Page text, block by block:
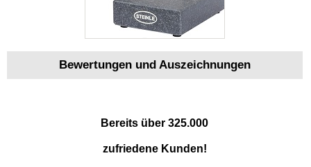
Bewertungen und Auszeichnungen
Bereits über 325.000
zufriedene Kunden!